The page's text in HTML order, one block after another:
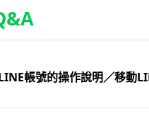
帳號的操作說明／移動